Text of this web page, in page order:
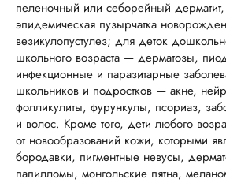
пеленочный или себорейный
эпидемическая пузырчатка
везикулопустулез; для деток
школьного возраста — дерматозы,
инфекционные и паразитарные
школьников и подростков — акне,
фолликулиты, фурункулы, псориаз,
и волос. Кроме того, дети любого
от новообразований кожи, которыми
бородавки, пигментные невусы,
папилломы, монгольские пятна,